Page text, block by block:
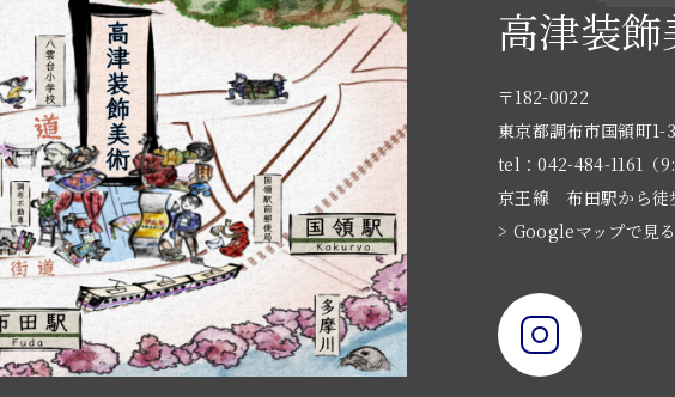
高津装
〒182-0022
東京都調布市国領町1-
tel：042-484-1161（
京王線 布田駅から徒
> Googleマップで見る